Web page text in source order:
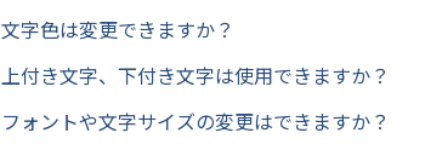
文字色は変更できますか？
上付き文字、下付き文字は使用できますか？
フォントや文字サイズの変更はできますか？